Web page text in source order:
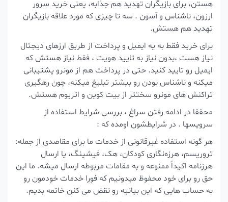
هستن، برای بازیگران تهدید هم جذابه، یعنی خرید سرور
ارزون، ناشناس و آسون . سه تا چیزی که مورد علاقه بازیگران
تهدید هم هستش.
برای خرید فقط به یه ایمیل و پرداخت از طریق ارزهای دیجتال
نیاز هست ،بدون نیاز به تایید هویت ، فقط نیاز هستش که
ایمیل رو تایید کنید. حتی در پرداخت هم از مونرو پشتیبانی
میکنه و ناشناس بودن رو بیشتر تبلیغ میکنه، چون رهگیری
تراکنش های مونرو سختتر از بیت کوین و اتریوم هستش.
محققا در ادامه رفتن سراغ ، بررسی شرایط استفاده از
سرویسها . در شرایطشون اومده که :
هر گونه استفاده غیرقانونی از خدمات ما برای مقاصدی از جمله:
تروریسم، هرزه‌نگاری کودکان، هک، فیشینگ، یا ارسال
هرزنامه اکیداً ممنوعه و به مقامات مربوطه ارسال میشه.ما این
حق رو برای خود محفوظ میدونیم که فورا خدمات خودمون رو
به حساب هایی که این بیانیه رو نقض می کنن خاتمه بدیم.